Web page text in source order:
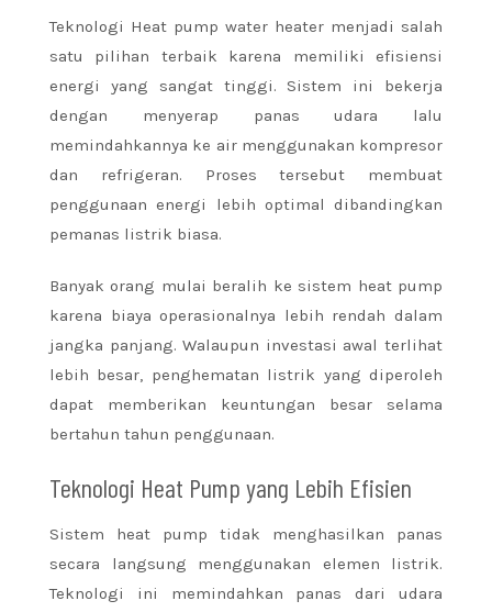
Teknologi Heat pump water heater menjadi salah
satu pilihan terbaik karena memiliki efisiensi
energi yang sangat tinggi. Sistem ini bekerja
dengan menyerap panas udara lalu
memindahkannya ke air menggunakan kompresor
dan refrigeran. Proses tersebut membuat
penggunaan energi lebih optimal dibandingkan
pemanas listrik biasa.
Banyak orang mulai beralih ke sistem heat pump
karena biaya operasionalnya lebih rendah dalam
jangka panjang. Walaupun investasi awal terlihat
lebih besar, penghematan listrik yang diperoleh
dapat memberikan keuntungan besar selama
bertahun tahun penggunaan.
Teknologi Heat Pump yang Lebih Efisien
Sistem heat pump tidak menghasilkan panas
secara langsung menggunakan elemen listrik.
Teknologi ini memindahkan panas dari udara